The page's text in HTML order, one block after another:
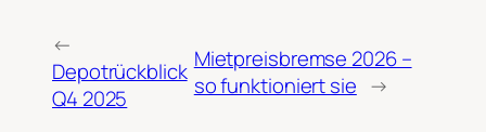
←
Depotrückblick
Q4 2025
Mietpreisbremse 2026 –
so funktioniert sie →